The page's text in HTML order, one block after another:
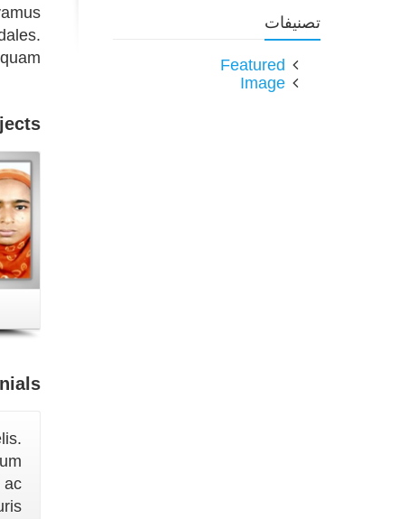
ac
تصنيفات
Featured
Image